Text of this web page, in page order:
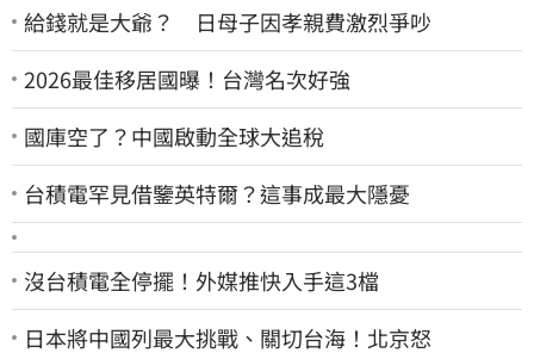
給錢就是大爺？ 日母子因孝親費激烈爭吵
2026最佳移居國曝！台灣名次好強
國庫空了？中國啟動全球大追稅
台積電罕見借鑒英特爾？這事成最大隱憂
沒台積電全停擺！外媒推快入手這3檔
日本將中國列最大挑戰、關切台海！北京怒